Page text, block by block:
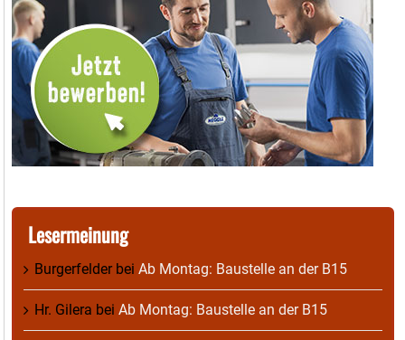
Lesermeinung
Burgerfelderbei Ab Montag: Baustelle an der B15
Hr. Gilera bei Ab Montag: Baustelle an der B15